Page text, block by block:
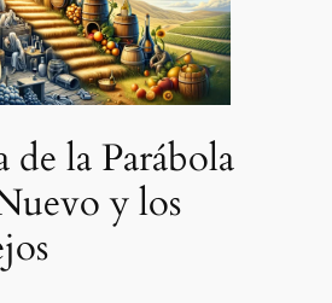
de la Parábola
y los